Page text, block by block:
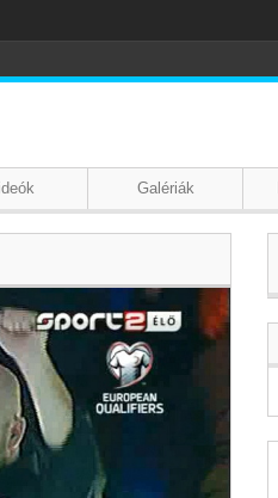
Galériák